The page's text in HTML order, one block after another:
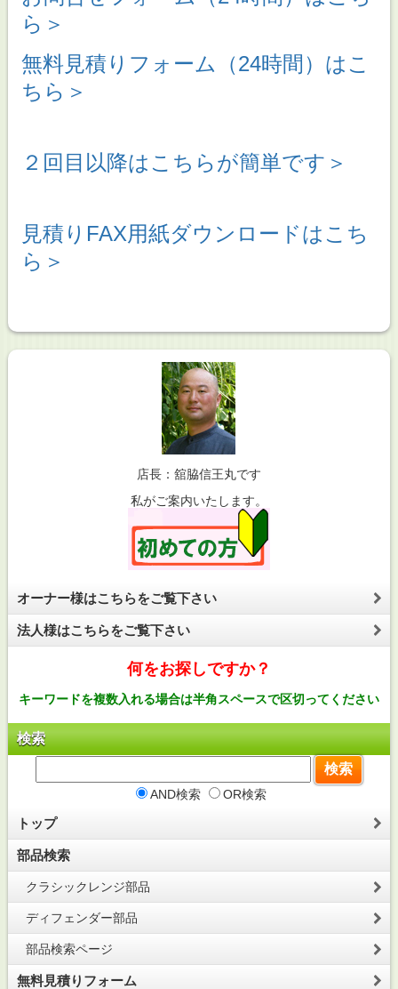
ら＞
無料見積りフォーム（24時間）はこ
ちら＞
２回目以降はこちらが簡単です＞
見積りFAX用紙ダウンロードはこち
ら＞
店長：舘脇信王丸です
私がご案内いたします。
オーナー様はこちらをご覧下さい
法人様はこちらをご覧下さい
何をお探しですか？
キーワードを複数入れる場合は半角スペースで区切ってください
検索
AND検索 OR検索
トップ
部品検索
クラシックレンジ部品
ディフェンダー部品
部品検索ページ
無料見積りフォーム